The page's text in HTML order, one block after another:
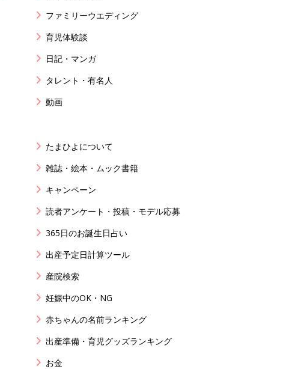
ファミリーウエディング
育児体験談
日記・マンガ
タレント・有名人
動画
たまひよについて
雑誌・絵本・ムック書籍
キャンペーン
読者アンケート・投稿・モデル応募
365日のお誕生日占い
出産予定日計算ツール
産院検索
妊娠中のOK・NG
赤ちゃんの名前ランキング
出産準備・育児グッズランキング
お金